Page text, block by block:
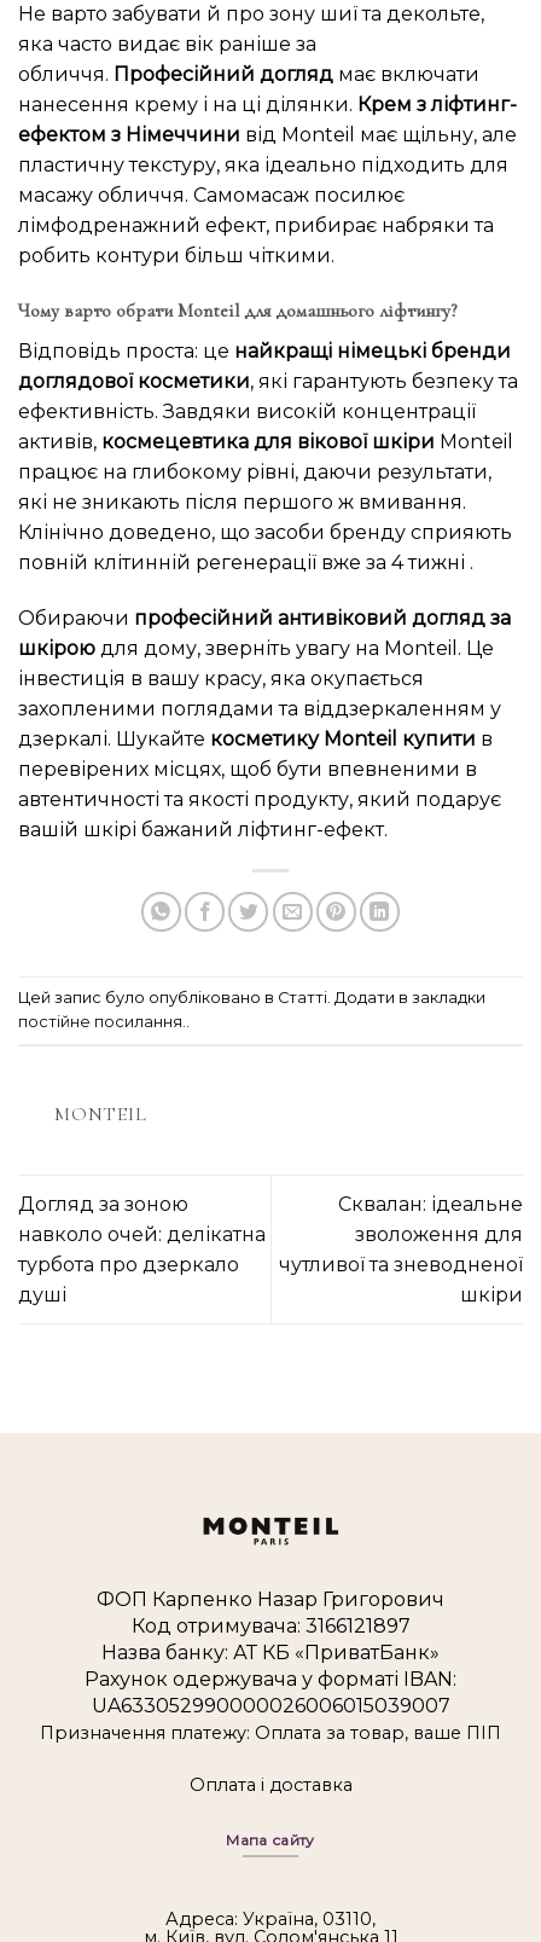
Не варто забувати й про зону шиї та декольте,
яка часто видає вік раніше за
обличчя. Професійний догляд має включати
нанесення крему і на ці ділянки. Крем з ліфтинг-
ефектом з Німеччини від Monteil має щільну, але
пластичну текстуру, яка ідеально підходить для
масажу обличчя. Самомасаж посилює
лімфодренажний ефект, прибирає набряки та
робить контури більш чіткими.
Чому варто обрати Monteil для домашнього ліфтингу?
Відповідь проста: це найкращі німецькі бренди
доглядової косметики, які гарантують безпеку та
ефективність. Завдяки високій концентрації
активів, космецевтика для вікової шкіри Monteil
працює на глибокому рівні, даючи результати,
які не зникають після першого ж вмивання.
Клінічно доведено, що засоби бренду сприяють
повній клітинній регенерації вже за 4 тижні .
Обираючи професійний антивіковий догляд за
шкірою для дому, зверніть увагу на Monteil. Це
інвестиція в вашу красу, яка окупається
захопленими поглядами та віддзеркаленням у
дзеркалі. Шукайте косметику Monteil купити в
перевірених місцях, щоб бути впевненими в
автентичності та якості продукту, який подарує
вашій шкірі бажаний ліфтинг-ефект.
Цей запис було опубліковано в Статті . Додати в закладки
постійне посилання.
MONTEIL
Догляд за зоною
навколо очей: делікатна
турбота про дзеркало
душі
Сквалан: ідеальне
зволоження для
чутливої та зневодненої
шкіри
ФОП Карпенко Назар Григорович
Код отримувача: 3166121897
Назва банку: АТ КБ «ПриватБанк»
Рахунок одержувача у форматі IBAN:
UA633052990000026006015039007
Призначення платежу: Оплата за товар, ваше ПІП
Оплата і доставка
Мапа сайту
Адреса: Україна, 03110,
м. Київ, вул. Солом'янська 11